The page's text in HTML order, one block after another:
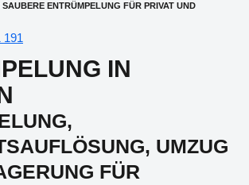
ENTRÜMPELUNG FÜR PRIVAT UND
191
IN
UMZUG
FÜR